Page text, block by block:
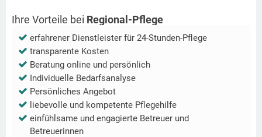
Ihre Vorteile bei Regional-Pflege
erfahrener Dienstleister für 24-Stunden-Pflege
transparente Kosten
Beratung online und persönlich
Individuelle Bedarfsanalyse
Persönliches Angebot
liebevolle und kompetente Pflegehilfe
einfühlsame und engagierte Betreuer und
Betreuerinnen